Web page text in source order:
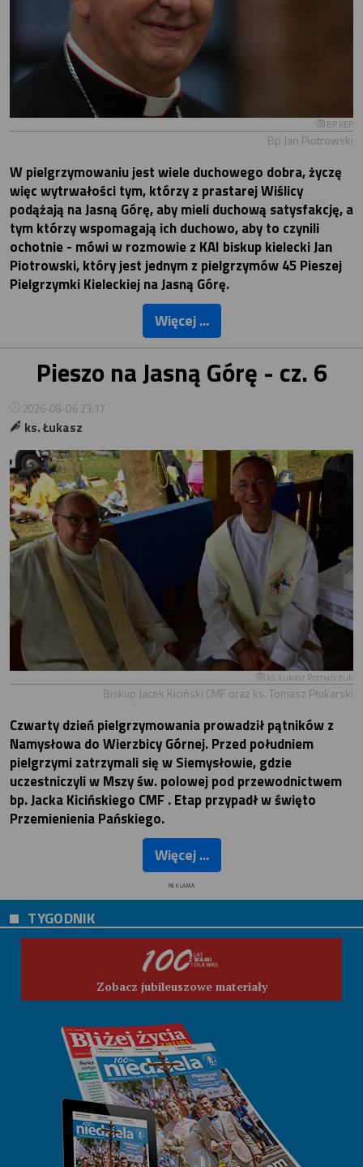
BP KEP
Bp Jan Piotrowski
W pielgrzymowaniu jest wiele duchowego dobra, życzę
więc wytrwałości tym, którzy z prastarej Wiślicy
podążają na Jasną Górę, aby mieli duchową satysfakcję, a
tym którzy wspomagają ich duchowo, aby to czynili
ochotnie - mówi w rozmowie z KAI biskup kielecki Jan
Piotrowski, który jest jednym z pielgrzymów 45 Pieszej
Pielgrzymki Kieleckiej na Jasną Górę.
Więcej ...
Pieszo na Jasną Górę - cz. 6
2026-08-06 23:17
ks. Łukasz
ks. Łukasz Romańczuk
Biskup Jacek Kiciński CMF oraz ks. Tomasz Płukarski
Czwarty dzień pielgrzymowania prowadził pątników z
Namysłowa do Wierzbicy Górnej. Przed południem
pielgrzymi zatrzymali się w Siemysłowie, gdzie
uczestniczyli w Mszy św. polowej pod przewodnictwem
bp. Jacka Kicińskiego CMF . Etap przypadł w święto
Przemienienia Pańskiego.
Więcej ...
REKLAMA
TYGODNIK
Zobacz jubileuszowe materiały